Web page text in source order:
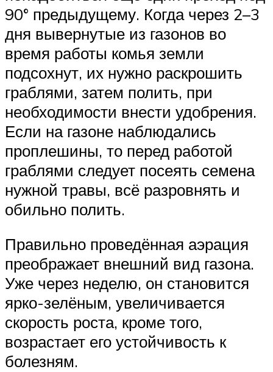
90° предыдущему. Когда через 2–3
дня вывернутые из газонов во
время работы комья земли
подсохнут, их нужно раскрошить
граблями, затем полить, при
необходимости внести удобрения.
Если на газоне наблюдались
проплешины, то перед работой
граблями следует посеять семена
нужной травы, всё разровнять и
обильно полить.
Правильно проведённая аэрация
преображает внешний вид газона.
Уже через неделю, он становится
ярко-зелёным, увеличивается
скорость роста, кроме того,
возрастает его устойчивость к
болезням.